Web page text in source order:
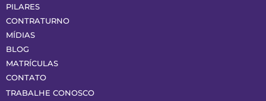
PILARES
CONTRATURNO
MÍDIAS
BLOG
MATRÍCULAS
CONTATO
TRABALHE CONOSCO